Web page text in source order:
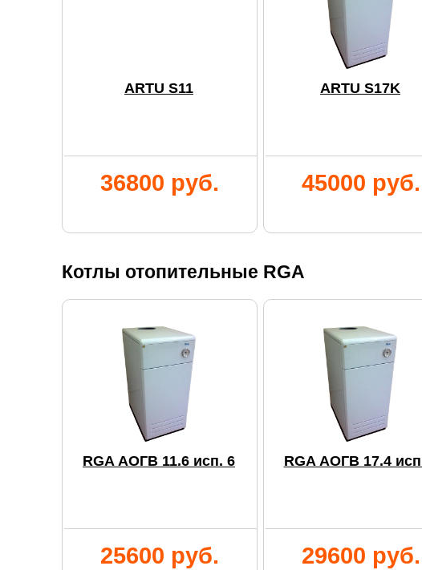
ARTU S11
36800 руб.
ARTU S17K
45000 руб.
Котлы отопительные RGA
RGA АОГВ 11.6 исп. 6
25600 руб.
RGA АОГВ 17.4
29600 руб.